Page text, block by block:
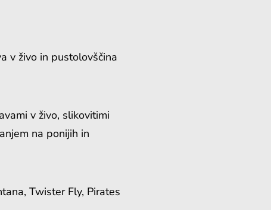
v živo in pustolovščina
v živo, slikovitimi
na ponijih in
Twister Fly, Pirates